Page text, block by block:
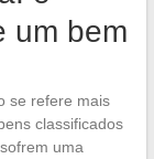
um bem
se refere mais
classificados
uma